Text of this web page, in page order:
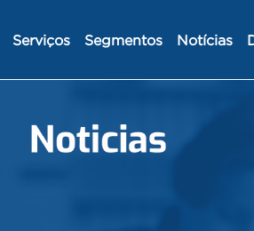
Serviços Segmentos Notícias